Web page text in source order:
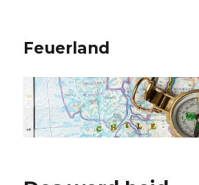
Feuerland